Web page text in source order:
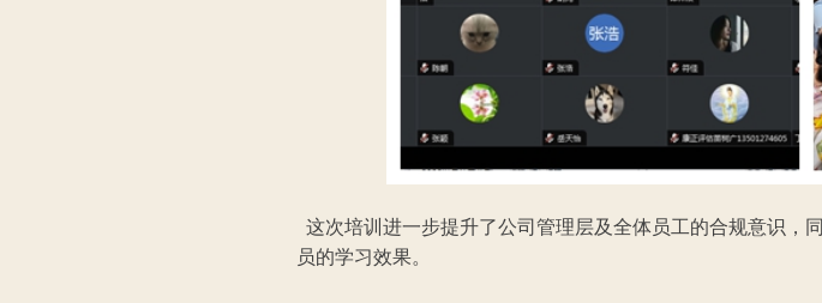
这次培训进一步提升了公司管理层及全体员工的合规意识，
员的学习效果。